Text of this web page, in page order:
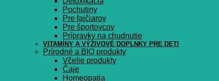
Pochutiny
Pre fajčiarov
Pre športovcov
Prípravky na chudnutie
VITAMÍNY A VÝŽIVOVÉ DOPLNKY PRE DETI
Prírodné a BIO produkty
Včelie produkty
Čaje
Homeopatia